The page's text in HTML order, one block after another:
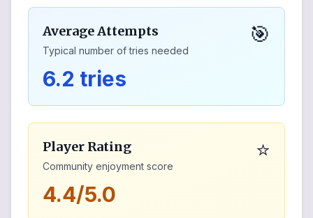
Average Attempts
Typical number of tries needed
🎯
6.2 tries
Player Rating
Community enjoyment score
⭐
4.4/5.0